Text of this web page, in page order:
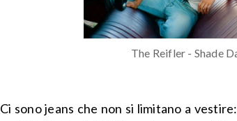
The Reifler - Shade
Ci sono jeans che non si limitano a